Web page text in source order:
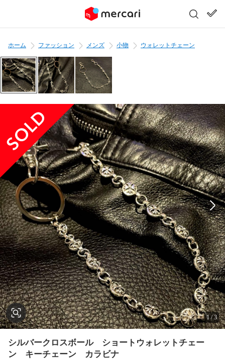
ホーム ファッション メンズ 小物 ウォレットチェーン
1/3
シルバークロスボール ショートウォレットチェー
ン キーチェーン カラビナ